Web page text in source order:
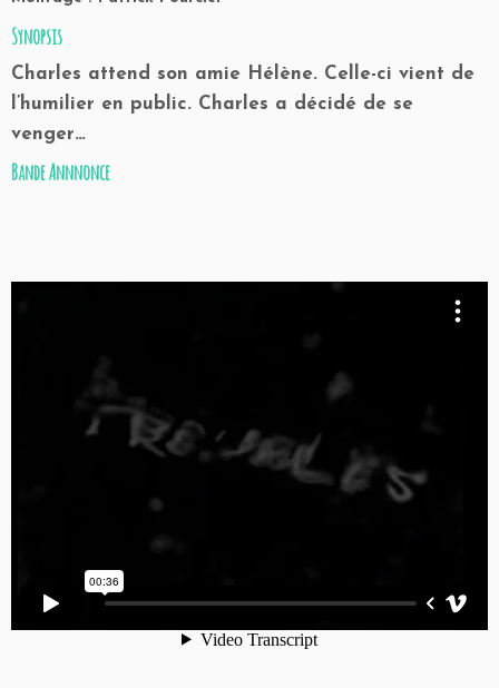
Synopsis
Charles attend son amie Hélène. Celle-ci vient de
l’humilier en public. Charles a décidé de se
venger…
Bande Annnonce